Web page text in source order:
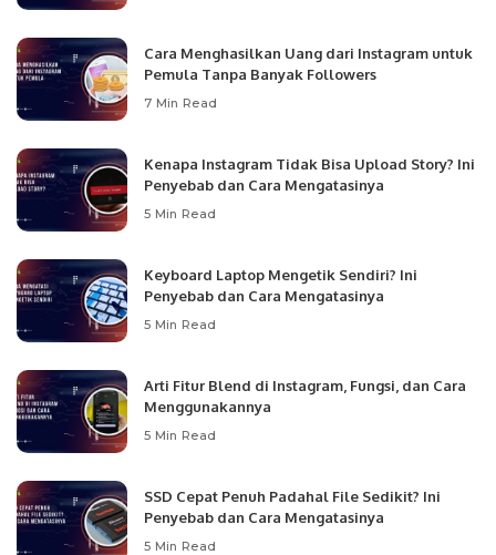
Cara Menghasilkan Uang dari Instagram untuk
Pemula Tanpa Banyak Followers
7 Min Read
Kenapa Instagram Tidak Bisa Upload Story? Ini
Penyebab dan Cara Mengatasinya
5 Min Read
Keyboard Laptop Mengetik Sendiri? Ini
Penyebab dan Cara Mengatasinya
5 Min Read
Arti Fitur Blend di Instagram, Fungsi, dan Cara
Menggunakannya
5 Min Read
SSD Cepat Penuh Padahal File Sedikit? Ini
Penyebab dan Cara Mengatasinya
5 Min Read